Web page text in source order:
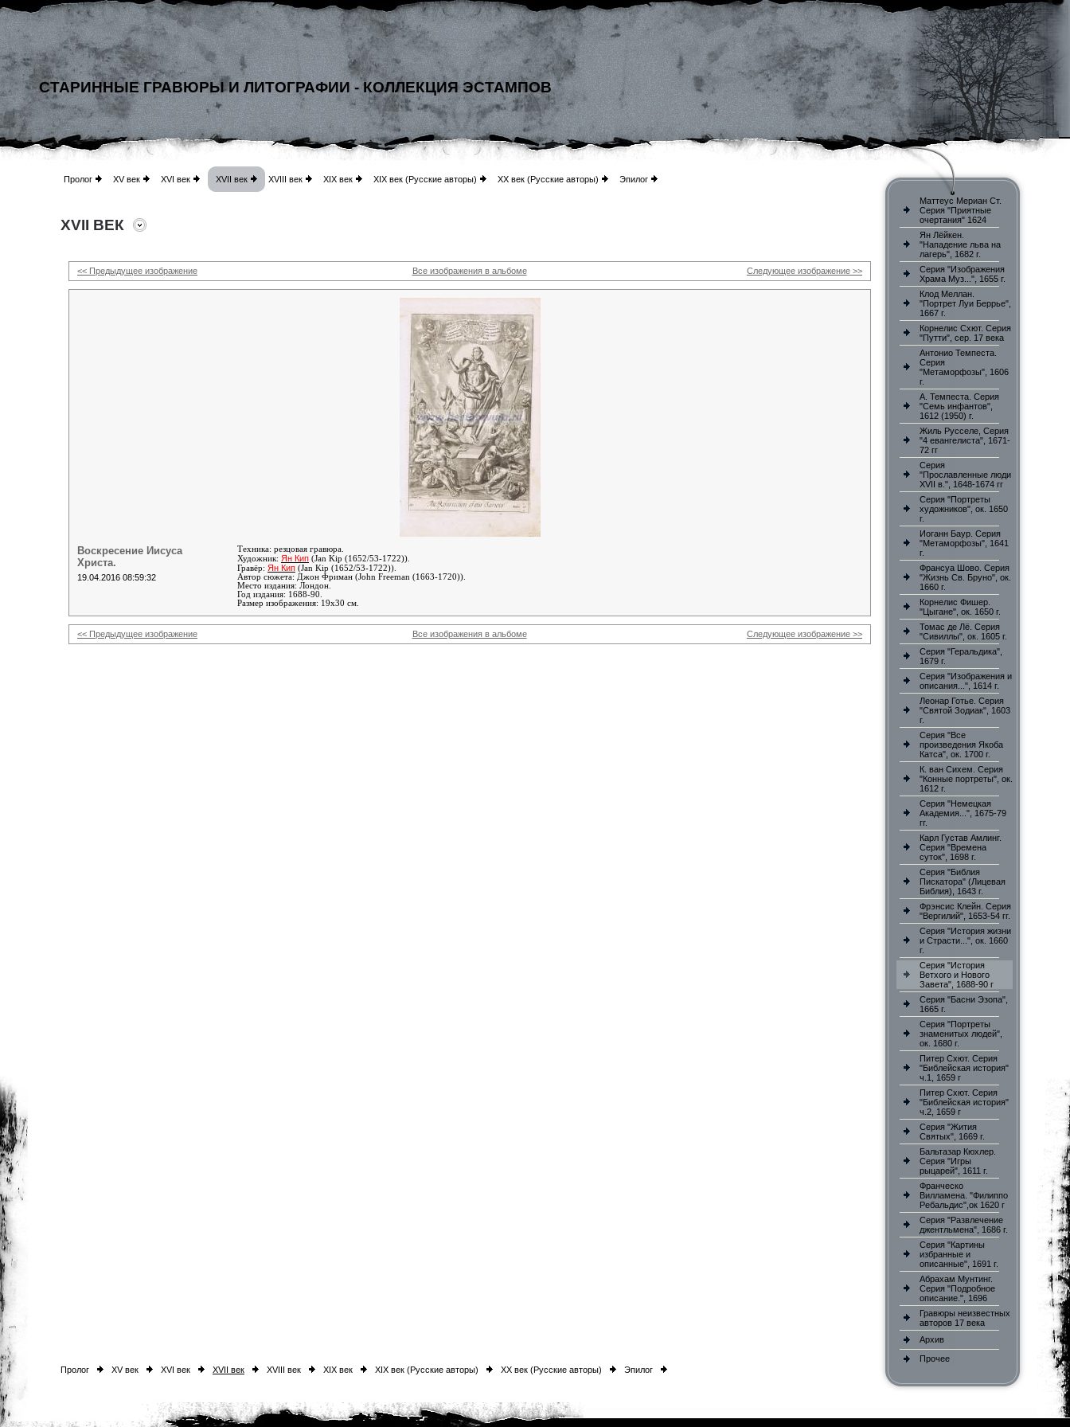
СТАРИННЫЕ ГРАВЮРЫ И ЛИТОГРАФИИ - КОЛЛЕКЦИЯ ЭСТАМПОВ
Пролог XV век XVI век XVII век XVIII век XIX век XIX век (Русские авторы) XX век (Русские авторы) Эпилог
XVII ВЕК
<< Предыдущее изображение Все изображения в альбоме Следующее изображение >>
Воскресение Иисуса
Христа.
19.04.2016 08:59:32
Техника: резцовая гравюра.
Художник: Ян Кип (Jan Kip (1652/53-1722))
Гравёр: Ян Кип (Jan Kip (1652/53-1722))
Автор сюжета: Джон Фриман (John Freeman (1663-1720))
Место издания: Лондон.
Год издания: 1688-90.
Размер изображения: 19х30 см.
<< Предыдущее изображение Все изображения в альбоме Следующее изображение >>
Пролог XV век XVI век XVII век XVIII век XIX век XIX век (Русские авторы) XX век (Русские авторы) Эпилог
Маттеус Мериан Ст.
Серия "Приятные
очертания" 1624
Ян Лёйкен.
"Нападение льва на
лагерь", 1682 г.
Серия "Изображения
Храма Муз...", 1655 г.
Клод Меллан.
"Портрет Луи Беррье",
1667 г.
Корнелис Схют. Серия
"Путти", сер. 17 века
Антонио Темпеста.
Серия
"Метаморфозы", 1606
г.
А. Темпеста. Серия
"Семь инфантов",
1612 (1950) г.
Жиль Русселе, Серия
"4 евангелиста", 1671-
72 гг
Серия
"Прославленные люди
XVII в.", 1648-1674 гг
Серия "Портреты
художников", ок. 1650
г.
Иоганн Баур. Серия
"Метаморфозы", 1641
г.
Франсуа Шово. Серия
"Жизнь Св. Бруно", ок.
1660 г.
Корнелис Фишер.
"Цыгане", ок. 1650 г.
Томас де Лё. Серия
"Сивиллы", ок. 1605 г.
Серия "Геральдика",
1679 г.
Серия "Изображения и
описания...", 1614 г.
Леонар Готье. Серия
"Святой Зодиак", 1603
г.
Серия "Все
произведения Якоба
Катса", ок. 1700 г.
К. ван Сихем. Серия
"Конные портреты", ок.
1612 г.
Серия "Немецкая
Академия...", 1675-79
гг.
Карл Густав Амлинг.
Серия "Времена
суток", 1698 г.
Серия "Библия
Пискатора" (Лицевая
Библия), 1643 г.
Фрэнсис Клейн. Серия
"Вергилий", 1653-54 гг.
Серия "История жизни
и Страсти...", ок. 1660
г.
Серия "История
Ветхого и Нового
Завета", 1688-90 г
Серия "Басни Эзопа",
1665 г.
Серия "Портреты
знаменитых людей",
ок. 1680 г.
Питер Схют. Серия
"Библейская история"
ч.1, 1659 г
Питер Схют. Серия
"Библейская история"
ч.2, 1659 г
Серия "Жития
Святых", 1669 г.
Бальтазар Кюхлер.
Серия "Игры
рыцарей", 1611 г.
Франческо
Вилламена. "Филиппо
Ребальдис",ок 1620 г
Серия "Развлечение
джентльмена", 1686 г.
Серия "Картины
избранные и
описанные", 1691 г.
Абрахам Мунтинг.
Серия "Подробное
описание.", 1696
Гравюры неизвестных
авторов 17 века
Архив
Прочее